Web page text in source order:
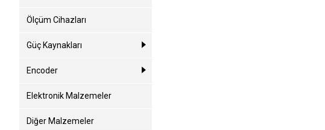
Ölçüm Cihazları
Güç Kaynakları
Encoder
Elektronik Malzemeler
Diğer Malzemeler